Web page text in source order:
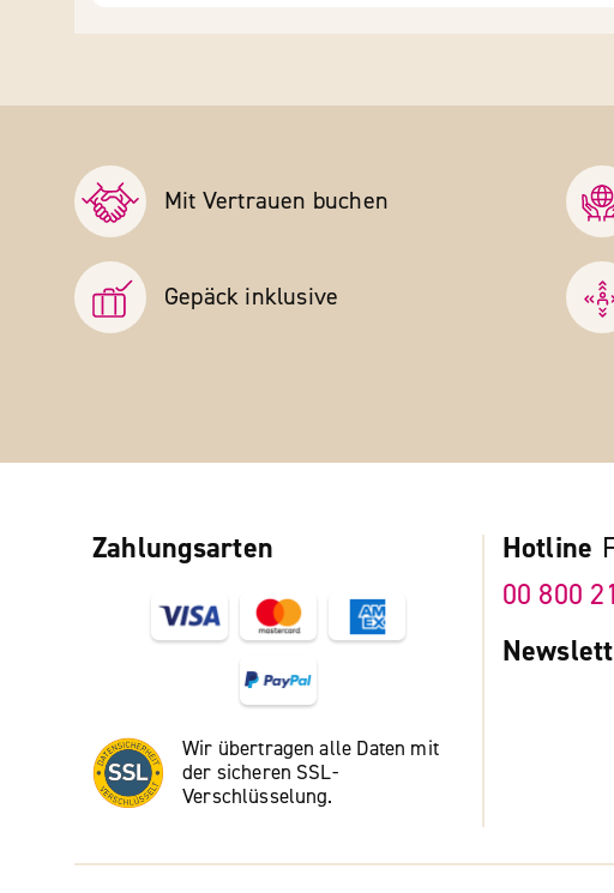
Mit Vertrauen buchen
Gepäck inklusive
Zahlungsarten
Wir übertragen alle Daten mit
der sicheren SSL-
Verschlüsselung.
Hotline
00 800